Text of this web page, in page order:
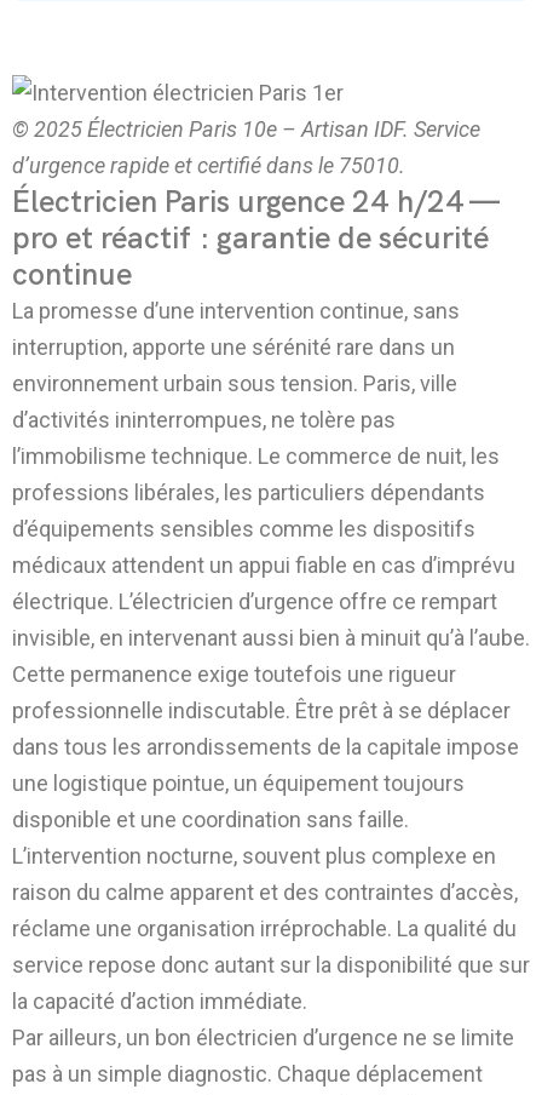
© 2025 Électricien Paris 10e – Artisan IDF. Service
d’urgence rapide et certifié dans le 75010.
Électricien Paris urgence 24 h/24 —
pro et réactif : garantie de sécurité
continue
La promesse d’une intervention continue, sans
interruption, apporte une sérénité rare dans un
environnement urbain sous tension. Paris, ville
d’activités ininterrompues, ne tolère pas
l’immobilisme technique. Le commerce de nuit, les
professions libérales, les particuliers dépendants
d’équipements sensibles comme les dispositifs
médicaux attendent un appui fiable en cas d’imprévu
électrique. L’électricien d’urgence offre ce rempart
invisible, en intervenant aussi bien à minuit qu’à l’aube.
Cette permanence exige toutefois une rigueur
professionnelle indiscutable. Être prêt à se déplacer
dans tous les arrondissements de la capitale impose
une logistique pointue, un équipement toujours
disponible et une coordination sans faille.
L’intervention nocturne, souvent plus complexe en
raison du calme apparent et des contraintes d’accès,
réclame une organisation irréprochable. La qualité du
service repose donc autant sur la disponibilité que sur
la capacité d’action immédiate.
Par ailleurs, un bon électricien d’urgence ne se limite
pas à un simple diagnostic. Chaque déplacement